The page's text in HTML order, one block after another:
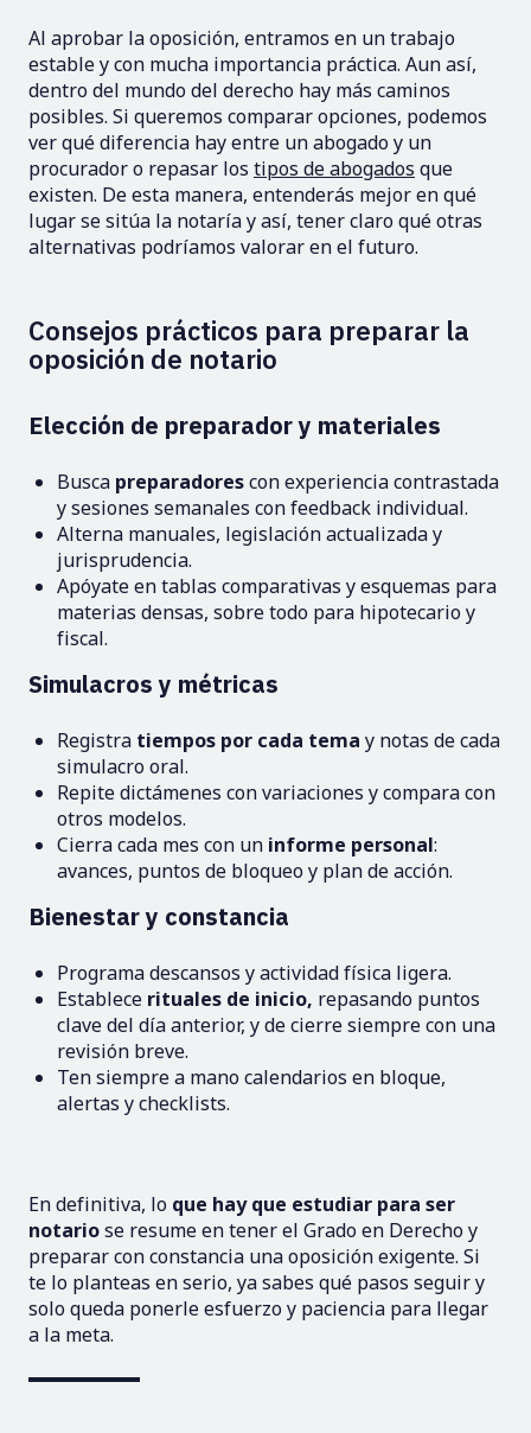
Al aprobar la oposición, entramos en un trabajo
estable y con mucha importancia práctica. Aun así,
dentro del mundo del derecho hay más caminos
posibles. Si queremos comparar opciones, podemos
ver qué diferencia hay entre un abogado y un
procurador o repasar los tipos de abogados que
existen. De esta manera, entenderás mejor en qué
lugar se sitúa la notaría y así, tener claro qué otras
alternativas podríamos valorar en el futuro.
Consejos prácticos para preparar la
oposición de notario
Elección de preparador y materiales
Busca preparadorescon experiencia contrastada
y sesiones semanales con feedback individual.
Alterna manuales, legislación actualizada y
jurisprudencia.
Apóyate en tablas comparativas y esquemas para
materias densas, sobre todo para hipotecario y
fiscal.
Simulacros y métricas
Registra tiempos por cada tema y notas de cada
simulacro oral.
Repite dictámenes con variaciones y compara con
otros modelos.
Cierra cada mes con un informe personal:
avances, puntos de bloqueo y plan de acción.
Bienestar y constancia
Programa descansos y actividad física ligera.
Establece rituales de inicio, repasando puntos
clave del día anterior, y de cierre siempre con una
revisión breve.
Ten siempre a mano calendarios en bloque,
alertas y checklists.
En definitiva, lo que hay que estudiar para ser
notariose resume en tener el Grado en Derecho y
preparar con constancia una oposición exigente. Si
te lo planteas en serio, ya sabes qué pasos seguir y
solo queda ponerle esfuerzo y paciencia para llegar
a la meta.